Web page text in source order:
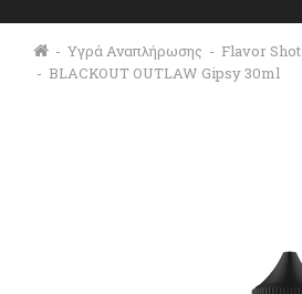
Υγρά Αναπλήρωσης
Flavor Shot
BLACKOUT OUTLAW Gipsy 30ml